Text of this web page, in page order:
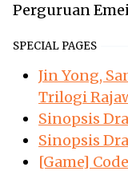
Perguruan
SPECIAL PAGES
Jin Yong,
Trilogi
Sinopsis
Sinopsis
[Game]